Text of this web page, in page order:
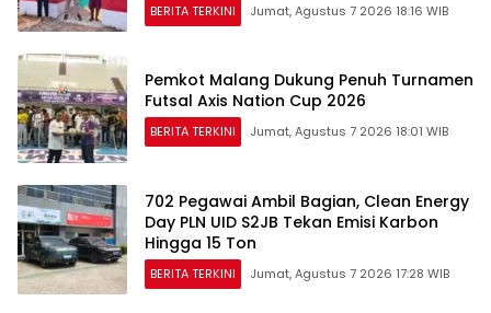
BERITA TERKINI Jumat, Agustus 7 2026 18:16 WIB
Pemkot Malang Dukung Penuh Turnamen
Futsal Axis Nation Cup 2026
BERITA TERKINI Jumat, Agustus 7 2026 18:01 WIB
702 Pegawai Ambil Bagian, Clean Energy
Day PLN UID S2JB Tekan Emisi Karbon
Hingga 15 Ton
BERITA TERKINI Jumat, Agustus 7 2026 17:28 WIB